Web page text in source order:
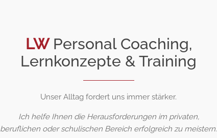
LWPersonal Coaching,
Lernkonzepte & Training
Unser Alltag fordert uns immer stärker.
Ich helfe Ihnen die Herausforderungen im privaten,
beruflichen oder schulischen Bereich erfolgreich zu meistern.